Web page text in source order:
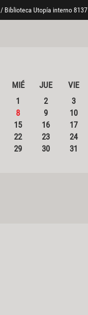
Biblioteca Utopía interno 8137
MIÉ JUE VIE
1
2 3
8 9 10
15 16 17
22 23 24
29 30 31